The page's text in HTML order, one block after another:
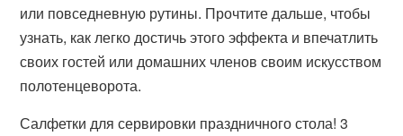
или повседневную рутины. Прочтите дальше, чтобы
узнать, как легко достичь этого эффекта и впечатлить
своих гостей или домашних членов своим искусством
полотенцеворота.
Салфетки для сервировки праздничного стола! 3